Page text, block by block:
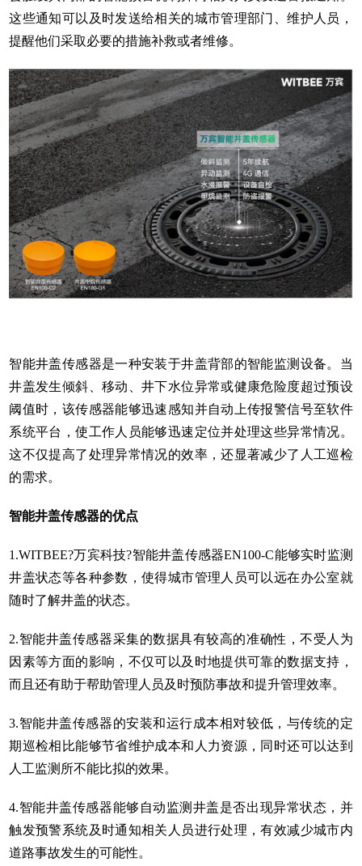
这些通知可以及时发送给相关的城市管理部门、维护人员，
提醒他们采取必要的措施补救或者维修。
智能井盖传感器是一种安装于井盖背部的智能监测设备。当
井盖发生倾斜、移动、井下水位异常或健康危险度超过预设
阈值时，该传感器能够迅速感知并自动上传报警信号至软件
系统平台，使工作人员能够迅速定位并处理这些异常情况。
这不仅提高了处理异常情况的效率，还显著减少了人工巡检
的需求。
智能井盖传感器的优点
1.WITBEE?万宾科技?智能井盖传感器EN100-C能够实时监测
井盖状态等各种参数，使得城市管理人员可以远在办公室就
随时了解井盖的状态。
2.智能井盖传感器采集的数据具有较高的准确性，不受人为
因素等方面的影响，不仅可以及时地提供可靠的数据支持，
而且还有助于帮助管理人员及时预防事故和提升管理效率。
3.智能井盖传感器的安装和运行成本相对较低，与传统的定
期巡检相比能够节省维护成本和人力资源，同时还可以达到
人工监测所不能比拟的效果。
4.智能井盖传感器能够自动监测井盖是否出现异常状态，并
触发预警系统及时通知相关人员进行处理，有效减少城市内
道路事故发生的可能性。